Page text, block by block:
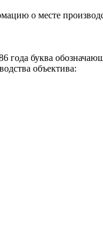
о месте
года буква
объектива: